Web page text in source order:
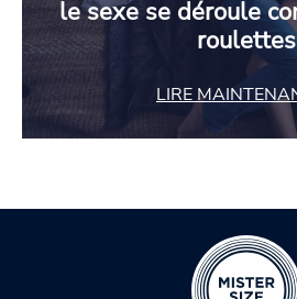
le sexe se déroule
roulettes
LIRE